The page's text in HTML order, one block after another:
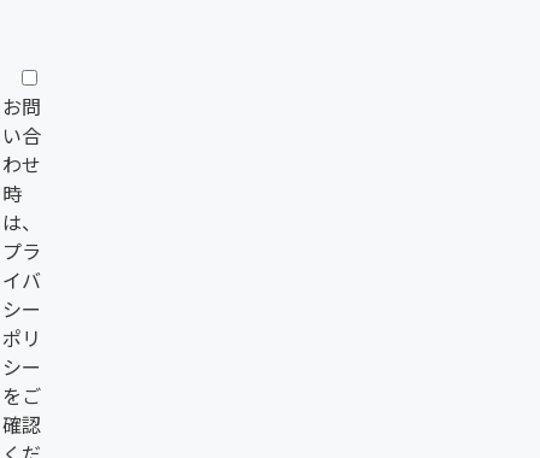
お問
い合
わせ
時
は、
プラ
イバ
シー
ポリ
シー
をご
確認